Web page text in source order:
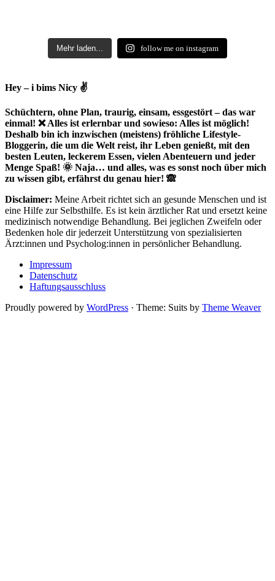
Mehr laden... follow me on instagram
Hey – i bims Nicy ✌
Schüchtern, ohne Plan, traurig, einsam, essgestört – das war
einmal! ❌ Alles ist erlernbar und sowieso: Alles ist möglich!
Deshalb bin ich inzwischen (meistens) fröhliche Lifestyle-
Bloggerin, die um die Welt reist, ihr Leben genießt, mit den
besten Leuten, leckerem Essen, vielen Abenteuern und jeder
Menge Spaß! 🌞 Naja… und alles, was es sonst noch über mich
zu wissen gibt, erfährst du genau hier! 🙈
Disclaimer: Meine Arbeit richtet sich an gesunde Menschen und ist
eine Hilfe zur Selbsthilfe. Es ist kein ärztlicher Rat und ersetzt keine
medizinisch notwendige Behandlung. Bei jeglichen Zweifeln oder
Bedenken hole dir jederzeit Unterstützung von spezialisierten
Ärzt:innen und Psycholog:innen in persönlicher Behandlung.
Impressum
Datenschutz
Haftungsausschluss
Proudly powered by WordPress · Theme: Suits by Theme Weaver